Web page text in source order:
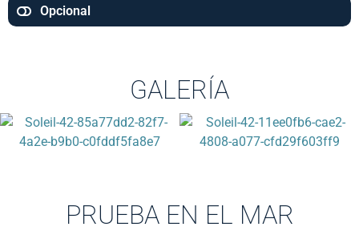
Opcional
GALERÍA
PRUEBA EN EL MAR